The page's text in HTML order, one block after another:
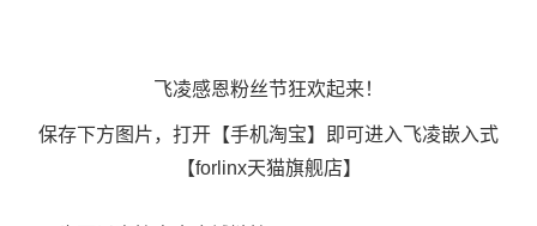
飞凌感恩粉丝节狂欢起来！
保存下方图片，打开【手机淘宝】即可进入飞凌嵌入式
【forlinx天猫旗舰店】